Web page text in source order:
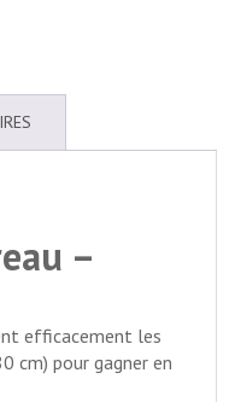
–
efficacement les
cm) pour gagner en